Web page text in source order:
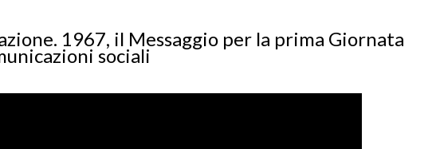
1967, il Messaggio per la prima Giornata
sociali